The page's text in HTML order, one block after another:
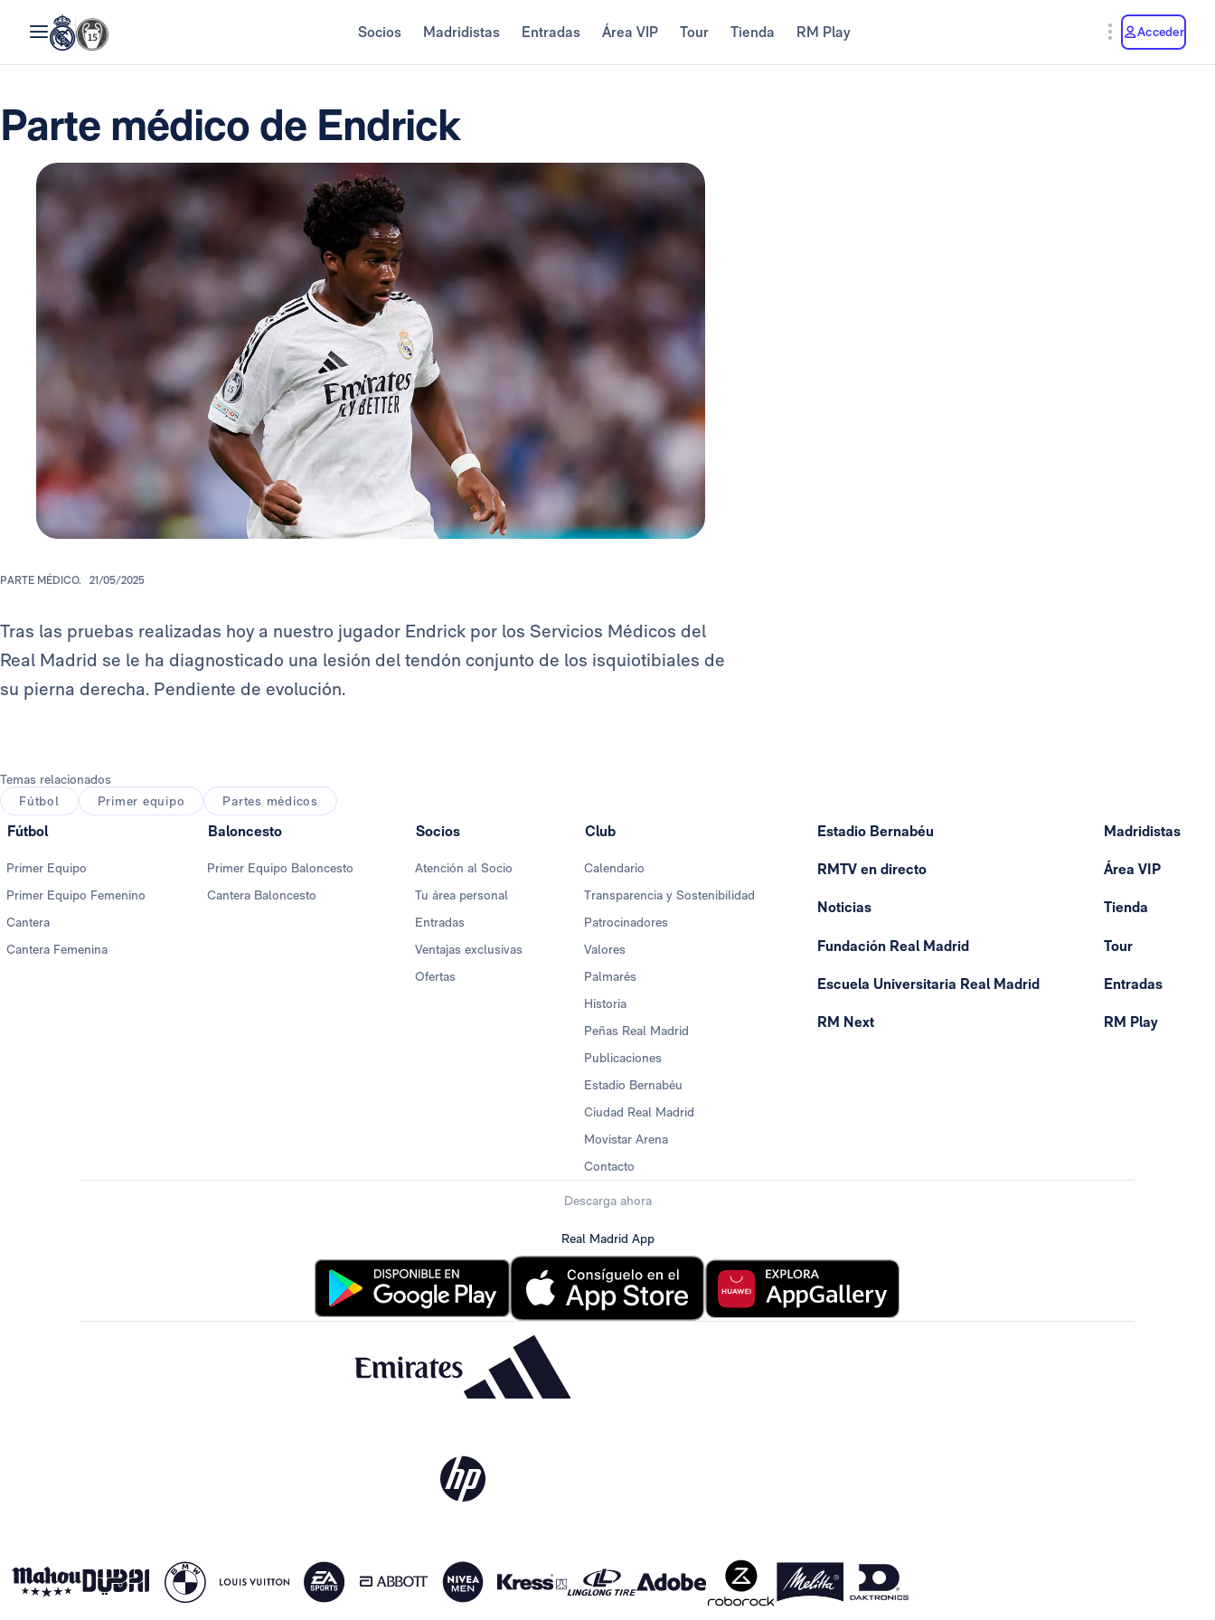
Socios Madridistas Entradas Área VIP Tour Tienda RM Play Acceder
Parte médico de Endrick
PARTE MÉDICO. 21/05/2025
Tras las pruebas realizadas hoy a nuestro jugador Endrick por los Servicios Médicos del
Real Madrid se le ha diagnosticado una lesión del tendón conjunto de los isquiotibiales de
su pierna derecha. Pendiente de evolución.
Temas relacionados
Fútbol
Primer equipo Partes médicos
Fútbol
Primer Equipo
Primer Equipo Femenino
Cantera
Cantera Femenina
Baloncesto
Primer Equipo Baloncesto
Cantera Baloncesto
Socios
Atención al Socio
Tu área personal
Entradas
Ventajas exclusivas
Ofertas
Club
Calendario
Transparencia y Sostenibilidad
Patrocinadores
Valores
Palmarés
Historia
Peñas Real Madrid
Publicaciones
Estadio Bernabéu
Ciudad Real Madrid
Movistar Arena
Contacto
Estadio Bernabéu
RMTV en directo
Noticias
Fundación Real Madrid
Escuela Universitaria Real Madrid
RM Next
Madridistas
Área VIP
Tienda
Tour
Entradas
RM Play
Descarga ahora
Real Madrid App